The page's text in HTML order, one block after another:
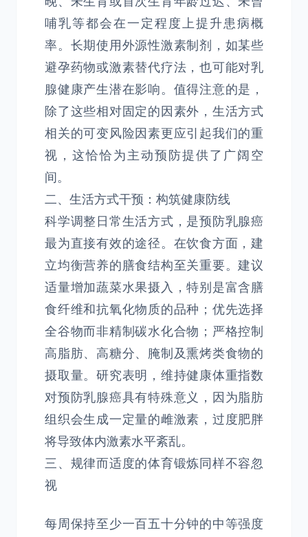
哺乳等都会在一定程度上提升患病概
率。长期使用外源性激素制剂，如某些
避孕药物或激素替代疗法，也可能对乳
腺健康产生潜在影响。值得注意的是，
除了这些相对固定的因素外，生活方式
相关的可变风险因素更应引起我们的重
视，这恰恰为主动预防提供了广阔空
间。
二、生活方式干预：构筑健康防线
科学调整日常生活方式，是预防乳腺癌
最为直接有效的途径。在饮食方面，建
立均衡营养的膳食结构至关重要。建议
适量增加蔬菜水果摄入，特别是富含膳
食纤维和抗氧化物质的品种；优先选择
全谷物而非精制碳水化合物；严格控制
高脂肪、高糖分、腌制及熏烤类食物的
摄取量。研究表明，维持健康体重指数
对预防乳腺癌具有特殊意义，因为脂肪
组织会生成一定量的雌激素，过度肥胖
将导致体内激素水平紊乱。
三、规律而适度的体育锻炼同样不容忽
视
每周保持至少一百五十分钟的中等强度